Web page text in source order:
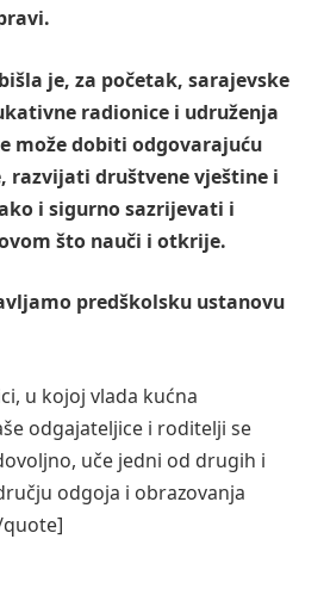
je, za početak, sarajevske
radionice i udruženja
može dobiti odgovarajuću
razvijati društvene vještine i
i sigurno sazrijevati i
što nauči i otkrije.
predškolsku ustanovu
u kojoj vlada kućna
odgajateljice i roditelji se
uče jedni od drugih i
odgoja i obrazovanja